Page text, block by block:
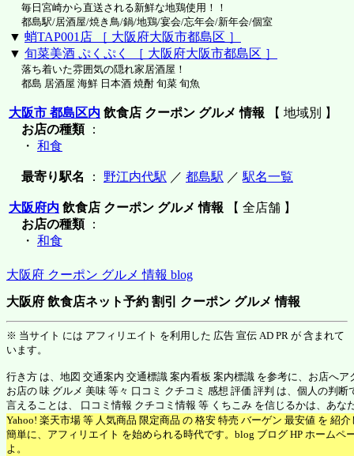
毎日宮崎から直送される新鮮な地鶏使用！！
都島駅/居酒屋/焼き鳥/鍋/地鶏/宴会/忘年会/新年会/個室
▼ 蛸TAP001店 ［ 大阪府大阪市都島区 ］
▼ 旬菜美酒 ぷくぷく ［ 大阪府大阪市都島区 ］
落ち着いた雰囲気の隠れ家居酒屋！
都島 居酒屋 海鮮 日本酒 焼酎 旬菜 旬魚
大阪市 都島区内 飲食店 クーポン グルメ 情報 【 地域別 】
お店の種類：
・ 和食
最寄り駅名 ： 野江内代駅 ／ 都島駅 ／ 駅名一覧
大阪府内 飲食店 クーポン グルメ 情報 【 全店舗 】
お店の種類：
・ 和食
大阪府 クーポン グルメ 情報 blog
大阪府 飲食店ネット予約 割引 クーポン グルメ 情報
※ 当サイト には アフィリエイト を利用した 広告 宣伝 AD PR が 含まれて
います。
行き方 は、地図 交通案内 交通標識 案内看板 案内標識 を参考に、お店へア
お店の 味 グルメ 美味 等々 口コミ クチコミ 感想 評価 評判 は、個人の判断
言えることは、 口コミ情報 クチコミ情報 等 くちこみ を信じるかは、あな
Yahoo! 楽天市場 等 人気商品 限定商品 の 格安 特売 バーゲン 最安値 を 紹
簡単に、アフィリエイト を始められる時代です。blog ブログ HP ホームペ
よ。